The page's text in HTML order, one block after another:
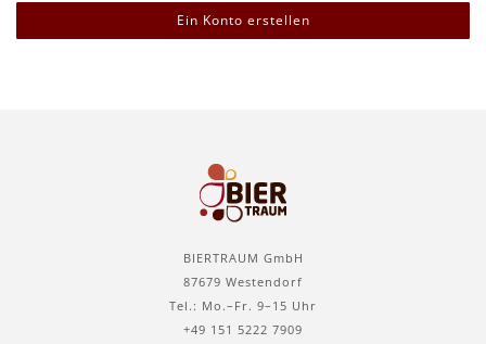
Ein Konto erstellen
BIERTRAUM GmbH
87679 Westendorf
Tel.: Mo.–Fr. 9–15 Uhr
+49 151 5222 7909